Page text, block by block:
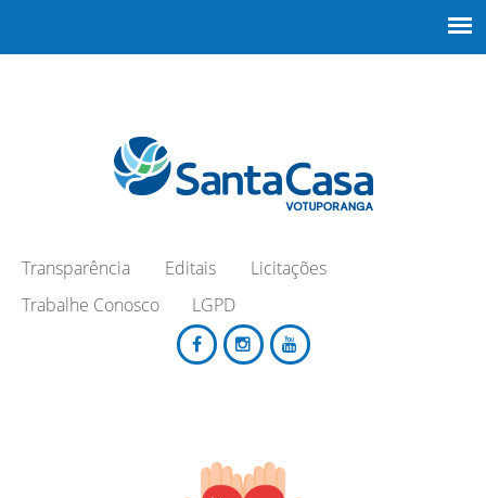
Transparência Editais
Licitações
Trabalhe Conosco
LGPD